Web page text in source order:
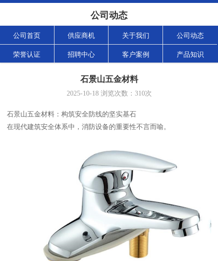
公司动态
公司首页 供应商机 关于我们 公司动态
荣誉认证 招聘中心 客户案例 产品知识
石景山五金材料
2025-10-18浏览次数： 310次
石景山五金材料：构筑安全防线的坚实基石
在现代建筑安全体系中，消防设备的重要性不言而喻。